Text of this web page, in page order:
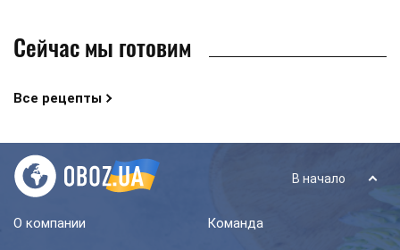
Сейчас мы готовим
Все рецепты
В начало
О компании Команда